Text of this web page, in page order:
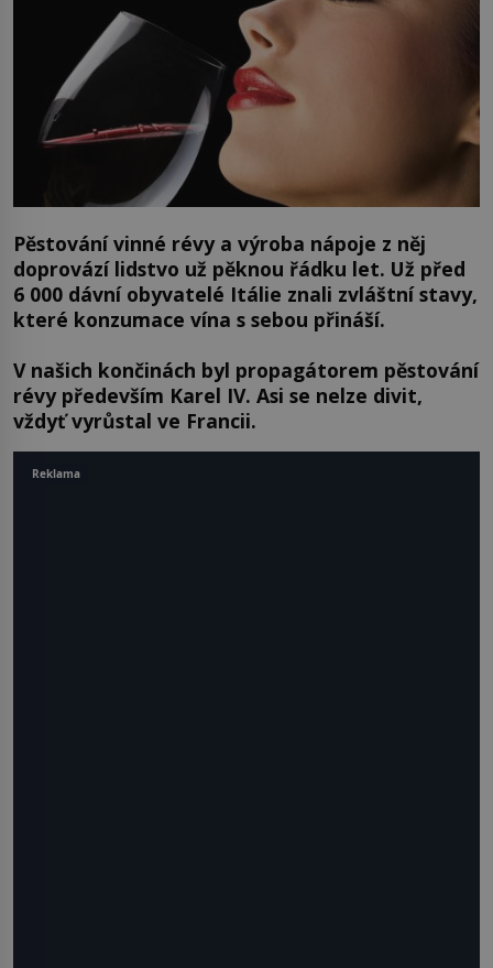
Pěstování vinné révy a výroba nápoje z něj
doprovází lidstvo už pěknou řádku let. Už před
6 000 dávní obyvatelé Itálie znali zvláštní stavy,
které konzumace vína s sebou přináší.
V našich končinách byl propagátorem pěstování
révy především Karel IV. Asi se nelze divit,
vždyť vyrůstal ve Francii.
Reklama